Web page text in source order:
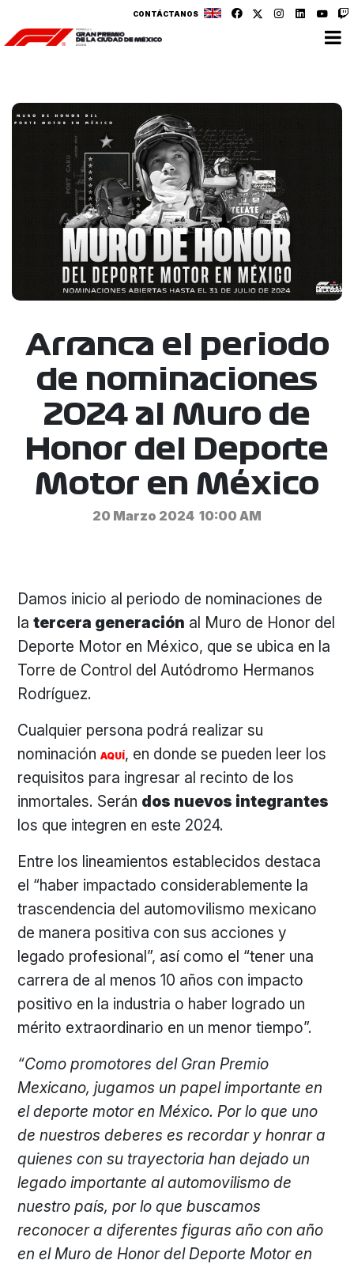
CONTÁCTANOS
Arranca el periodo
de nominaciones
2024 al Muro de
Honor del Deporte
Motor en México
20 Marzo 2024 10:00 AM
Damos inicio al periodo de nominaciones de
latercera generación al Muro de Honor del
Deporte Motor en México, que se ubica en la
Torre de Control del Autódromo Hermanos
Rodríguez.
Cualquier persona podrá realizar su
nominaciónAQUÍ, en donde se pueden leer los
requisitos para ingresar al recinto de los
inmortales. Serán dos nuevos integrantes
los que integren en este 2024.
Entre los lineamientos establecidos destaca
el “haber impactado considerablemente la
trascendencia del automovilismo mexicano
de manera positiva con sus acciones y
legado profesional”, así como el “tener una
carrera de al menos 10 años con impacto
positivo en la industria o haber logrado un
mérito extraordinario en un menor tiempo”.
“Como promotores del Gran Premio
Mexicano, jugamos un papel importante en
el deporte motor en México. Por lo que uno
de nuestros deberes es recordar y honrar a
quienes con su trayectoria han dejado un
legado importante al automovilismo de
nuestro país, por lo que buscamos
reconocer a diferentes figuras año con año
en elMuro de Honor del Deporte Motor en